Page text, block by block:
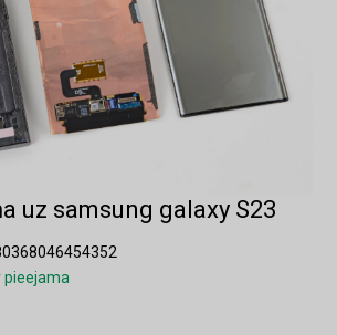
uz samsung galaxy S23
pieejama